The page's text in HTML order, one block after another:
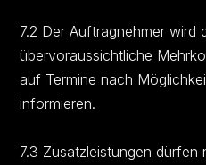
7.2 Der Auftragnehmer wird
übervoraussichtliche
auf Termine nach
informieren.
7.3 Zusatzleistungen